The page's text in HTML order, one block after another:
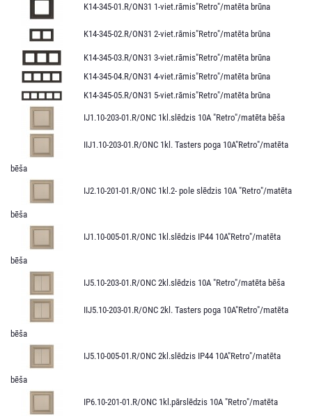
K14-345-01.R/ON31 1-viet.rāmis"Retro"/matēta brūna
K14-345-02.R/ON31 2-viet.rāmis"Retro"/matēta brūna
K14-345-03.R/ON31 3-viet.rāmis"Retro"/matēta brūna
K14-345-04.R/ON31 4-viet.rāmis"Retro"/matēta brūna
K14-345-05.R/ON31 5-viet.rāmis"Retro"/matēta brūna
IJ1.10-203-01.R/ONC 1kl.slēdzis 10A "Retro"/matēta bēša
IIJ1.10-203-01.R/ONC 1kl. Tasters poga 10A"Retro"/matēta
bēša
IJ2.10-201-01.R/ONC 1kl.2- pole slēdzis 10A "Retro"/matēta
bēša
IJ1.10-005-01.R/ONС 1kl.slēdzis IP44 10A"Retro"/matēta
bēša
IJ5.10-203-01.R/ONC 2kl.slēdzis 10A "Retro"/matēta bēša
IIJ5.10-203-01.R/ONC 2kl. Tasters poga 10A"Retro"/matēta
bēša
IJ5.10-005-01.R/ONC 2kl.slēdzis IP44 10A"Retro"/matēta
bēša
IP6.10-201-01.R/ONC 1kl.pārslēdzis 10A "Retro"/matēta